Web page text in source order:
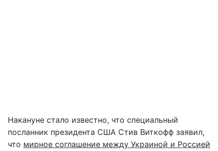
Накануне стало известно, что специальный
посланник президента США Стив Виткофф заявил,
что мирное соглашение между Украиной и Россией